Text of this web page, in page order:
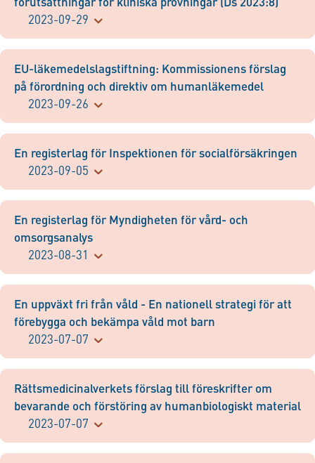
2023-09-29
EU-läkemedelslagstiftning: Kommissionens förslag
på förordning och direktiv om humanläkemedel
2023-09-26
En registerlag för Inspektionen för socialförsäkringen
2023-09-05
En registerlag för Myndigheten för vård- och
omsorgsanalys
2023-08-31
En uppväxt fri från våld - En nationell strategi för att
förebygga och bekämpa våld mot barn
2023-07-07
Rättsmedicinalverkets förslag till föreskrifter om
bevarande och förstöring av humanbiologiskt material
2023-07-07